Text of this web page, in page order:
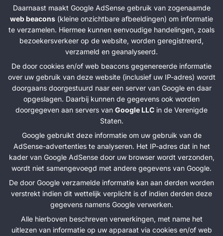
Daarnaast maakt Google AdSense gebruik van zogenaamde
web beacons (kleine onzichtbare afbeeldingen) om informatie
te verzamelen. Hiermee kunnen eenvoudige handelingen, zoals
bezoekersverkeer op de website, worden geregistreerd,
verzameld en geanalyseerd.
De door cookies en/of web beacons gegenereerde informatie
over uw gebruik van deze website (inclusief uw IP-adres) wordt
doorgaans doorgestuurd naar een server van Google en daar
opgeslagen. Daarbij kunnen de gegevens ook worden
doorgegeven aan servers van Google LLC in de Verenigde
Staten.
Google gebruikt deze informatie om uw gebruik van de
AdSense-advertenties te analyseren. Het IP-adres dat in het
kader van Google AdSense door uw browser wordt verzonden,
wordt niet samengevoegd met andere gegevens van Google.
De door Google verzamelde informatie kan aan derden worden
verstrekt indien dit wettelijk verplicht is of indien derden deze
gegevens namens Google verwerken.
Alle hierboven beschreven verwerkingen, met name het
uitlezen van informatie op uw apparaat via cookies en/of web